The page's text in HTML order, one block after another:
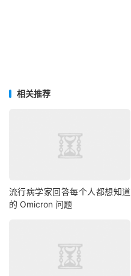
相关推荐
流行病学家回答每个人都想知道
的 Omicron 问题